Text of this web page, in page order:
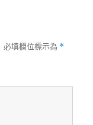
必填欄位標示為 *